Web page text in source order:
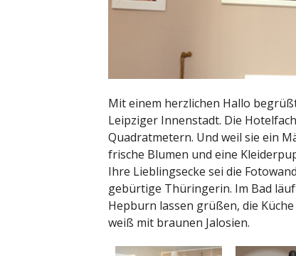
Mit einem herzlichen Hallo
Leipziger Innenstadt. Die
Quadratmetern. Und weil sie ein
frische Blumen und eine
Ihre Lieblingsecke sei die
gebürtige Thüringerin. Im Bad
Hepburn lassen grüßen, die
weiß mit braunen Jalosien.